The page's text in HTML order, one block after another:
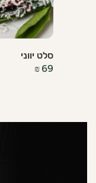
סלט יווני
₪ 69